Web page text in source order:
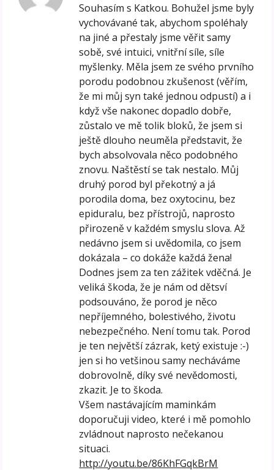
Souhasím s Katkou. Bohužel jsme byly
vychovávané tak, abychom spoléhaly
na jiné a přestaly jsme věřit samy
sobě, své intuici, vnitřní síle, síle
myšlenky. Měla jsem ze svého prvního
porodu podobnou zkušenost (věřím,
že mi můj syn také jednou odpustí) a i
když vše nakonec dopadlo dobře,
zůstalo ve mě tolik bloků, že jsem si
ještě dlouho neuměla představit, že
bych absolvovala něco podobného
znovu. Naštěstí se tak nestalo. Můj
druhý porod byl překotný a já
porodila doma, bez oxytocinu, bez
epiduralu, bez přístrojů, naprosto
přirozeně v každém smyslu slova. Až
nedávno jsem si uvědomila, co jsem
dokázala – co dokáže každá žena!
Dodnes jsem za ten zážitek vděčná. Je
veliká škoda, že je nám od dětsví
podsouváno, že porod je něco
nepříjemného, bolestivého, životu
nebezpečného. Není tomu tak. Porod
je ten největší zázrak, ketý existuje :-)
jen si ho vetšinou samy necháváme
dobrovolně, díky své nevědomosti,
zkazit. Je to škoda.
Všem nastávajícím maminkám
doporučuji video, které i mě pomohlo
zvládnout naprosto nečekanou
situaci.
http://youtu.be/86KhFGqkBrM